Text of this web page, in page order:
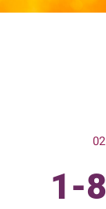
1-